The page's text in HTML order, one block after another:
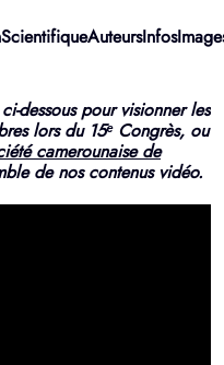
ScientifiqueAuteursInfos
dessous pour visionner les
lors du 15ᵉ Congrès, ou
camerounaise de
de nos contenus vidéo.